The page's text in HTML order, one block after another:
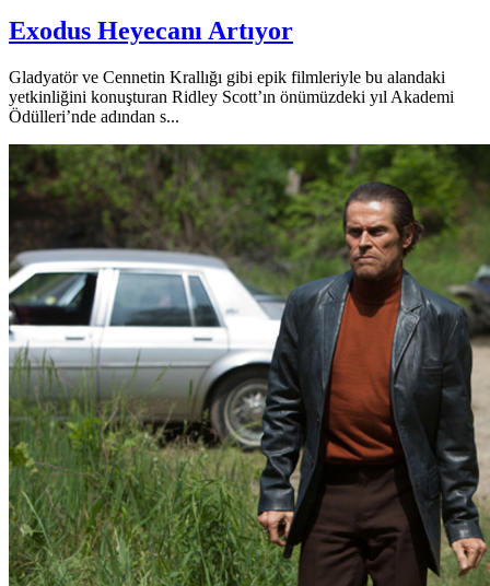
Exodus Heyecanı Artıyor
Gladyatör ve Cennetin Krallığı gibi epik filmleriyle bu alandaki
yetkinliğini konuşturan Ridley Scott’ın önümüzdeki yıl Akademi
Ödülleri’nde adından s...